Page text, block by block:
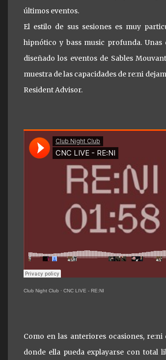
últimos eventos.
El estilo de sus sesiones es muy
hipnótico y bass music profunda.
diseñado los eventos de Sables
muestra de las capacidades de re:ni
Resident Advisor.
Club Night Club · CNC LIVE - RE:NI
Como en las anteriores ocasiones,
donde ella pueda explayarse con total